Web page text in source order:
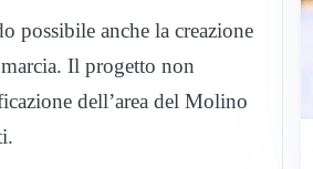
possibile anche la creazione
Il progetto non
dell’area del Molino